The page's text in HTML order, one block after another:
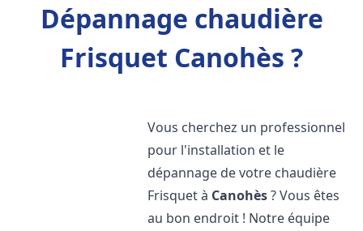
Dépannage chaudière
Frisquet Canohès ?
Vous cherchez un professionnel
pour l'installation et le
dépannage de votre chaudière
Frisquet à Canohès? Vous êtes
au bon endroit ! Notre équipe